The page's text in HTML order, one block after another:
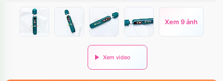
Xem 9 ảnh